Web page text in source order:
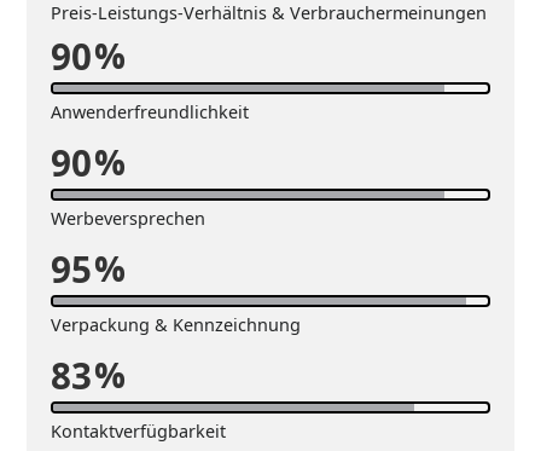
Preis-Leistungs-Verhältnis & Verbrauchermeinungen
90%
Anwenderfreundlichkeit
90%
Werbeversprechen
95%
Verpackung & Kennzeichnung
83%
Kontaktverfügbarkeit